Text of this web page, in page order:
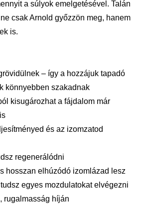
a súlyok emelgetésével. Talán
csak Arnold győzzön meg, hanem
is.
– így a hozzájuk tapadó
könnyebben szakadnak
kisugározhat a fájdalom már
és az izomzatod
regenerálódni
hosszan elhúzódó izomlázad lesz
egyes mozdulatokat elvégezni
rugalmasság híján